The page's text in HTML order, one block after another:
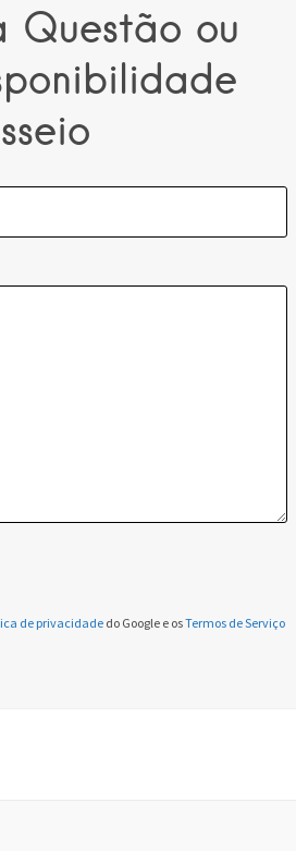
Questão ou
de privacidade do Google e osTermos de Serviço